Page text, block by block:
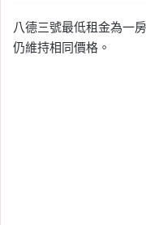
八德三號最低租金為一
仍維持相同價格。